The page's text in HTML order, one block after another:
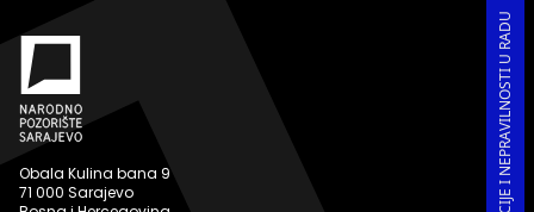
Obala Kulina bana 9
71 000 Sarajevo